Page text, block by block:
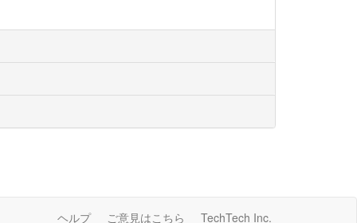
ヘルプ ご意見はこちら TechTech Inc.